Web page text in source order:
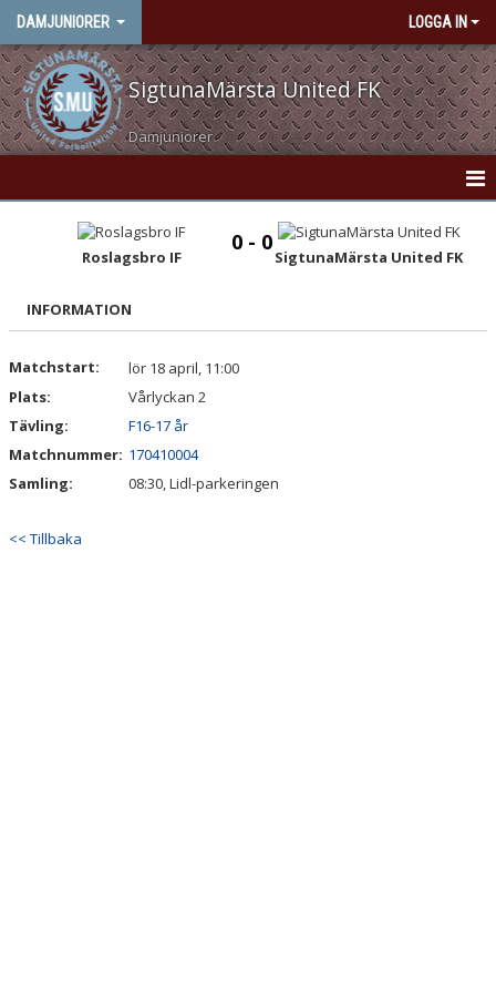
DAMJUNIORER LOGGA IN
SigtunaMärsta United FK
Damjuniorer
KONTAKT
KALENDER
TRUPPEN
Roslagsbro IF
0 - 0
SigtunaMärsta United FK
INFORMATION
Matchstart:
lör 18 april, 11:00
Plats:
Vårlyckan 2
Tävling:
F16-17 år
Matchnummer: 170410004
Samling:
08:30, Lidl-parkeringen
<< Tillbaka